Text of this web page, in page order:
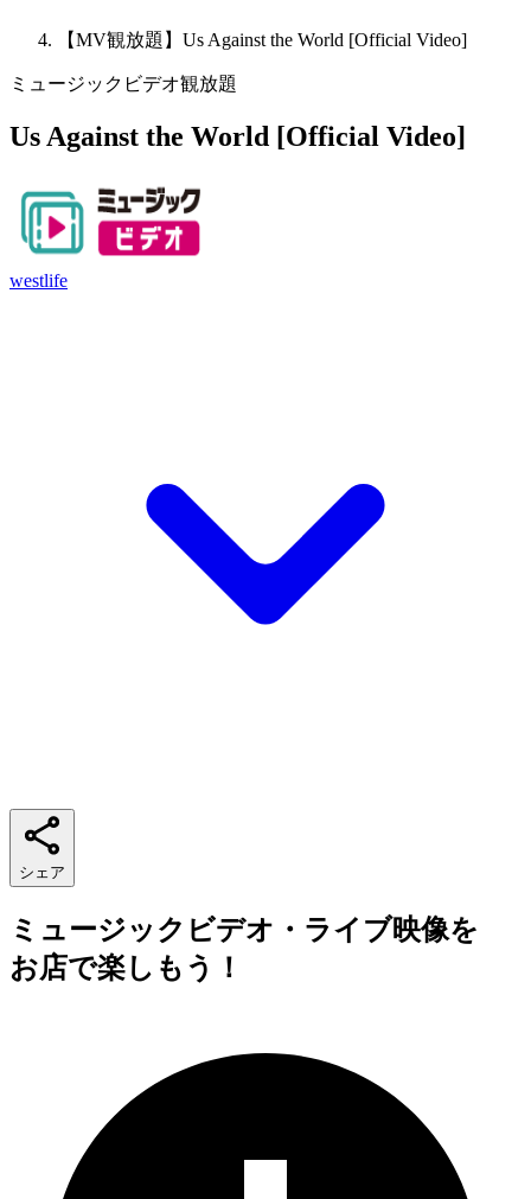
【MV観放題】Us Against the World [Official Video]
ミュージックビデオ観放題
Us Against the World [Official Video]
westlife
シェア
ミュージックビデオ・ライブ映像を
お店で楽しもう！